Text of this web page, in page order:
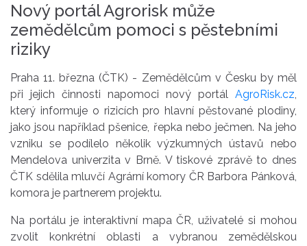
Nový portál Agrorisk může
zemědělcům pomoci s pěstebními
riziky
Praha 11. března (ČTK) - Zemědělcům v Česku by měl
při jejich činnosti napomoci nový portál AgroRisk.cz,
který informuje o rizicích pro hlavní pěstované plodiny,
jako jsou například pšenice, řepka nebo ječmen. Na jeho
vzniku se podílelo několik výzkumných ústavů nebo
Mendelova univerzita v Brně. V tiskové zprávě to dnes
ČTK sdělila mluvčí Agrární komory ČR Barbora Pánková,
komora je partnerem projektu.
Na portálu je interaktivní mapa ČR, uživatelé si mohou
zvolit konkrétní oblasti a vybranou zemědělskou